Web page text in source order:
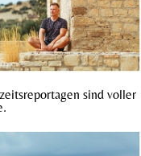
sind voller